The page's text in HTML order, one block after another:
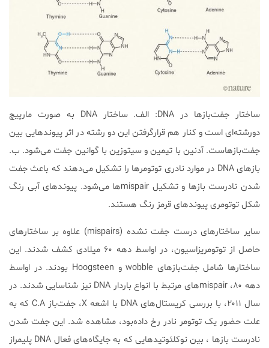
ساختار جفت‌بازها در DNA: الف. ساختار DNA به صورت مارپیچ
دورشته‌ای است و کنار هم قرارگرفتن این دو رشته در اثر پیوندهایی بین
جفت‌بازهاست. آدنین با تیمین و سیتوزین با گوانین جفت می‌شود. ب.
بازهای DNA در موارد نادری توتومرها را تشکیل می‌دهند که باعث جفت
شدن نادرست بازها و تشکیل mispairها می‌شود. پیوندهای آبی رنگ
شکل توتومری پیوندهای قرمز رنگ هستند.
سایر ساختارهای درست جفت نشده (mispairs) علاوه بر ساختارهای
حاصل از توتومریزاسیون، در اواسط دهه ۶۰ میلادی کشف شدند. این
ساختارها شامل جفت‌بازهای wobble و Hoogsteen بودند. در اواسط
دهه ۸۰، mispairهای مرتبط با انواع باردار DNA نیز شناسایی شدند. در
سال ۲۰۱۱، با بررسی کریستال‌های DNA با اشعه X، جفت‌باز C.A که به
علت حضور یک توتومر نادر رخ داده‌بود، مشاهده شد. این جفت شدن
نادرست بازها ، بین نوکلئوتیدهایی که به جایگاه‌های فعال DNA پلیمراز